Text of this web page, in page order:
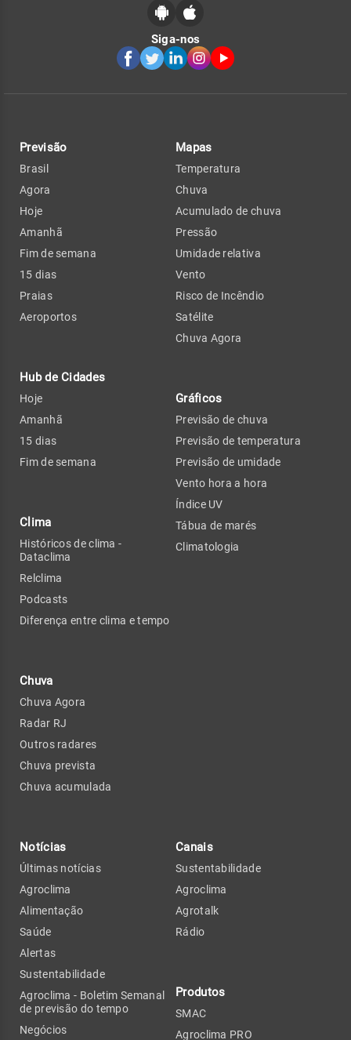
Siga-nos
Previsão
Brasil
Agora
Hoje
Amanhã
Fim de semana
15 dias
Praias
Aeroportos
Hub de Cidades
Hoje
Amanhã
15 dias
Fim de semana
Clima
Históricos de clima -
Dataclima
Relclima
Podcasts
Diferença entre clima e tempo
Chuva
Chuva Agora
Radar RJ
Outros radares
Chuva prevista
Chuva acumulada
Mapas
Temperatura
Chuva
Acumulado de chuva
Pressão
Umidade relativa
Vento
Risco de Incêndio
Satélite
Chuva Agora
Gráficos
Previsão de chuva
Previsão de temperatura
Previsão de umidade
Vento hora a hora
Índice UV
Tábua de marés
Climatologia
Notícias
Últimas notícias
Agroclima
Alimentação
Saúde
Alertas
Sustentabilidade
Agroclima - Boletim Semanal
de previsão do tempo
Negócios
Canais
Sustentabilidade
Agroclima
Agrotalk
Rádio
Produtos
SMAC
Agroclima PRO